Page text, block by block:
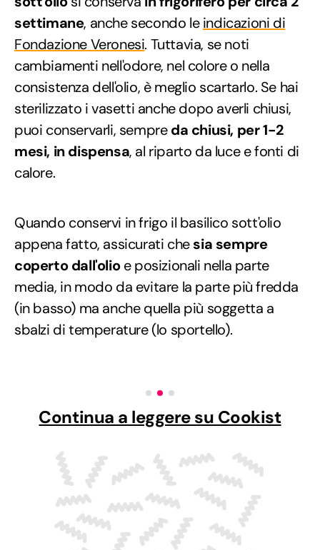
settimane, anche secondo leindicazioni di
Fondazione Veronesi. Tuttavia, se noti
cambiamenti nell'odore, nel colore o nella
consistenza dell'olio, è meglio scartarlo. Se hai
sterilizzato i vasetti anche dopo averli chiusi,
puoi conservarli, sempreda chiusi, per 1-2
mesi, in dispensa, al riparto da luce e fonti di
calore.
Quando conservi in frigo il basilico sott'olio
appena fatto, assicurati chesia sempre
coperto dall'olioe posizionali nella parte
media, in modo da evitare la parte più fredda
(in basso) ma anche quella più soggetta a
sbalzi di temperature (lo sportello).
Continua a leggere su Cookist